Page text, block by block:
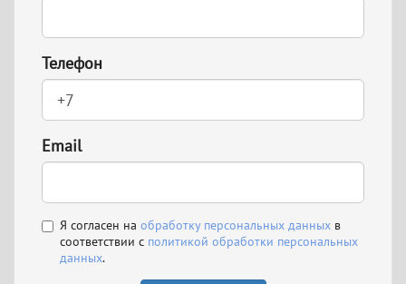
Телефон
Email
Я согласен на обработку персональных данных в
соответствии с политикой обработки персональных
данных.